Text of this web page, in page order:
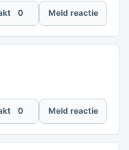
0 Meld reactie
0 Meld reactie